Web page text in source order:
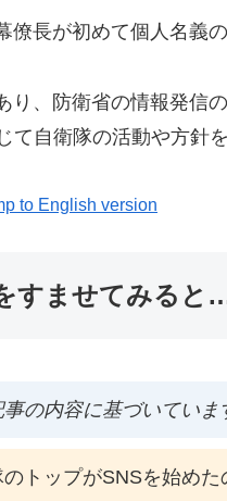
長が初めて個人名義
り、防衛省の情報発信
自衛隊の活動や方針
to English version
すませてみると
の内容に基づいていま
トップがSNSを始めた